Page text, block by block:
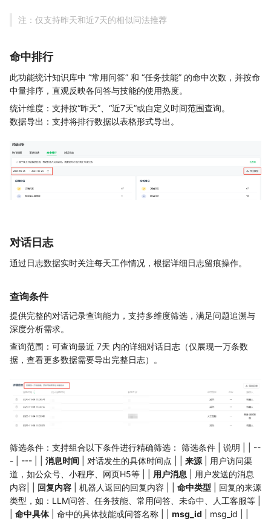
注：仅支持昨天和近7天的相似问法推荐
命中排行
此功能统计知识库中 “常用问答”​ 和 “任务技能”​ 的命中次数，并按命
中量排序，直观反映各问答与技能的使用热度。
统计维度：支持按“昨天”、“近7天”或自定义时间范围查询。
数据导出：支持将排行数据以表格形式导出。
对话日志
通过日志数据实时关注每天工作情况，根据详细日志留痕操作。
查询条件
提供完整的对话记录查询能力，支持多维度筛选，满足问题追溯与
深度分析需求。
查询范围：可查询最近 7天​ 内的详细对话日志（仅展现一万条数
据，查看更多数据需要导出完整日志）。
筛选条件：支持组合以下条件进行精确筛选： 筛选条件 | 说明 | | --
- | --- | | 消息时间 | 对话发生的具体时间点 | | 来源 | 用户访问渠
道，如公众号、小程序、网页H5等 | | 用户消息 | 用户发送的消息
内容| | 回复内容 | 机器人返回的回复内容 | | 命中类型 | 回复的来源
类型，如：LLM问答、任务技能、常用问答、未命中、人工客服等 |
命中具体| 命中的具体技能或问答名称 | | msg_id | msg_id | |